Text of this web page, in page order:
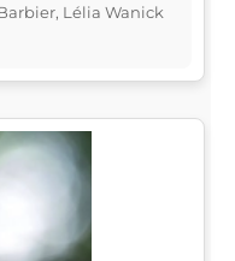
Lélia Wanick